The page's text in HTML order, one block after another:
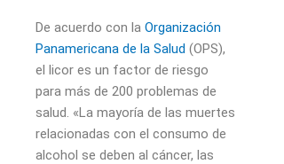
De acuerdo con la Organización
Panamericana de la Salud (OPS),
el licor es un factor de riesgo
para más de 200 problemas de
salud. «La mayoría de las muertes
relacionadas con el consumo de
alcohol se deben al cáncer, las